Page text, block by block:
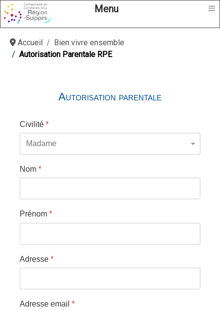
Menu ≡
Accueil
Bien vivre ensemble
Autorisation Parentale RPE
Autorisation parentale
Civilité *
Nom *
Prénom *
Adresse *
Adresse email *